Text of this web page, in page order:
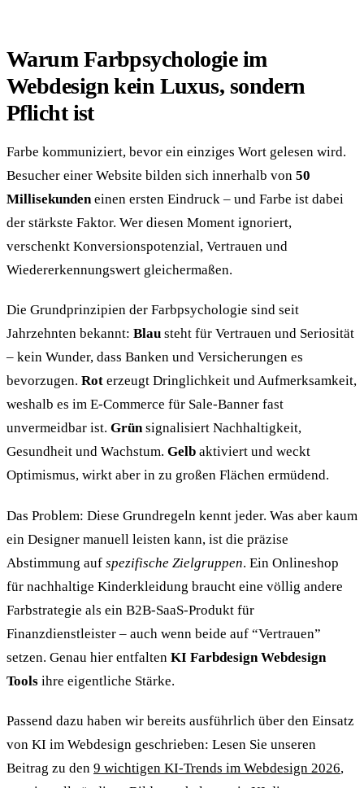
Warum Farbpsychologie im
Webdesign kein Luxus, sondern
Pflicht ist
Farbe kommuniziert, bevor ein einziges Wort gelesen wird.
Besucher einer Website bilden sich innerhalb von 50
Millisekundeneinen ersten Eindruck – und Farbe ist dabei
der stärkste Faktor. Wer diesen Moment ignoriert,
verschenkt Konversionspotenzial, Vertrauen und
Wiedererkennungswert gleichermaßen.
Die Grundprinzipien der Farbpsychologie sind seit
Jahrzehnten bekannt: Blau steht für Vertrauen und Seriosität
– kein Wunder, dass Banken und Versicherungen es
bevorzugen. Rot erzeugt Dringlichkeit und Aufmerksamkeit,
weshalb es im E-Commerce für Sale-Banner fast
unvermeidbar ist. Grünsignalisiert Nachhaltigkeit,
Gesundheit und Wachstum. Gelb aktiviert und weckt
Optimismus, wirkt aber in zu großen Flächen ermüdend.
Das Problem: Diese Grundregeln kennt jeder. Was aber kaum
ein Designer manuell leisten kann, ist die präzise
Abstimmung auf spezifische Zielgruppen. Ein Onlineshop
für nachhaltige Kinderkleidung braucht eine völlig andere
Farbstrategie als ein B2B-SaaS-Produkt für
Finanzdienstleister – auch wenn beide auf “Vertrauen”
setzen. Genau hier entfalten KI Farbdesign Webdesign
Tools ihre eigentliche Stärke.
Passend dazu haben wir bereits ausführlich über den Einsatz
von KI im Webdesign geschrieben: Lesen Sie unseren
Beitrag zu den 9 wichtigen KI-Trends im Webdesign 2026,